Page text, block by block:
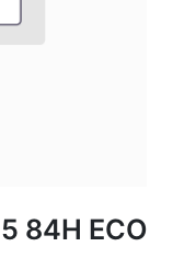
84H ECO